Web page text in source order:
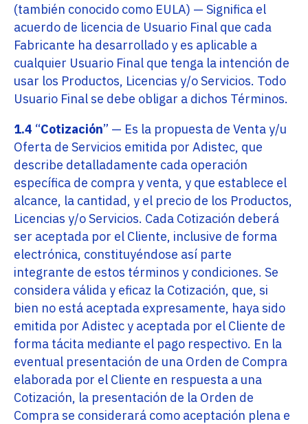
(también conocido como EULA) — Significa el
acuerdo de licencia de Usuario Final que cada
Fabricante ha desarrollado y es aplicable a
cualquier Usuario Final que tenga la intención de
usar los Productos, Licencias y/o Servicios. Todo
Usuario Final se debe obligar a dichos Términos.
1.4 “Cotización” — Es la propuesta de Venta y/u
Oferta de Servicios emitida por Adistec, que
describe detalladamente cada operación
específica de compra y venta, y que establece el
alcance, la cantidad, y el precio de los Productos,
Licencias y/o Servicios. Cada Cotización deberá
ser aceptada por el Cliente, inclusive de forma
electrónica, constituyéndose así parte
integrante de estos términos y condiciones. Se
considera válida y eficaz la Cotización, que, si
bien no está aceptada expresamente, haya sido
emitida por Adistec y aceptada por el Cliente de
forma tácita mediante el pago respectivo. En la
eventual presentación de una Orden de Compra
elaborada por el Cliente en respuesta a una
Cotización, la presentación de la Orden de
Compra se considerará como aceptación plena e